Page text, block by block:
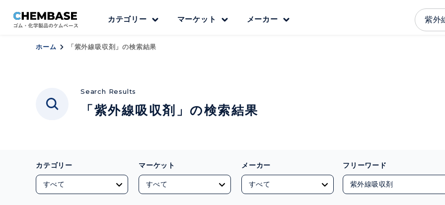
カテゴリー マーケット メーカー
ホーム 「紫外線吸収剤」の検索結果
Search Results
「紫外線吸収剤」の検索結果
カテゴリー マーケット メーカー フリーワード